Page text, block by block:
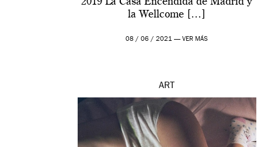
la Wellcome […]
08 / 06 / 2021 —VER MÁS
ART